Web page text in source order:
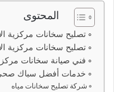
المحتوى
تصليح سخانات مركزية الأحمدي
تصليح سخانات مركزية
فني صيانة سخانات مركزية
خدمات أفضل سباك
شركة تصليح سخانات مياه